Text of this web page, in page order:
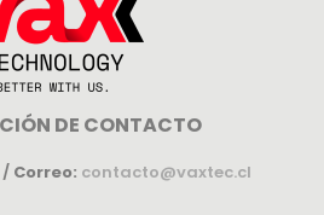
DE CONTACTO
/ Correo: contacto@vaxtec.cl